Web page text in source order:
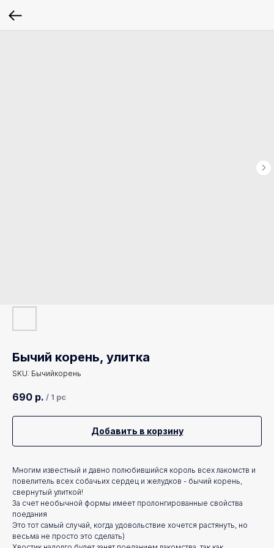
Бычий корень, улитка
SKU: Бычийкорень
690 р. / 1 pc
Добавить в корзину
Многим известный и давно полюбившийся король всех лакомств и
повелитель всех собачьих сердец и желудков - бычий корень,
свернутый улиткой!
За счет необычной формы имеет пролонгированные свойства
поедания
Это тот самый случай, когда удовольствие хочется растянуть, но
весьма не просто это сделать)